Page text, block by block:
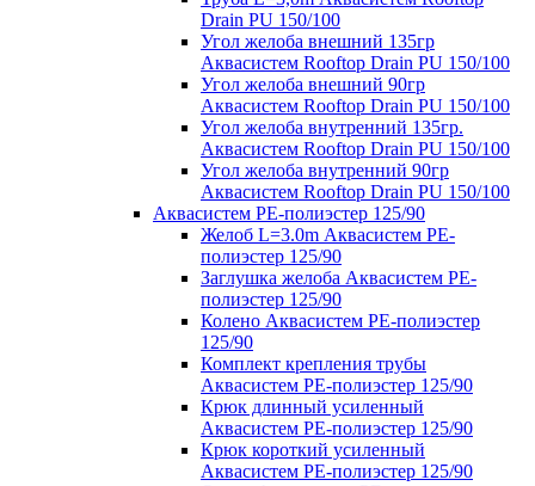
Drain PU 150/100
Угол желоба внешний 135гр
Аквасистем Rooftop Drain PU 150/100
Угол желоба внешний 90гр
Аквасистем Rooftop Drain PU 150/100
Угол желоба внутренний 135гр.
Аквасистем Rooftop Drain PU 150/100
Угол желоба внутренний 90гр
Аквасистем Rooftop Drain PU 150/100
Аквасистем PE-полиэстер 125/90
Желоб L=3.0m Аквасистем PE-
полиэстер 125/90
Заглушка желоба Аквасистем PE-
полиэстер 125/90
Колено Аквасистем PE-полиэстер
125/90
Комплект крепления трубы
Аквасистем PE-полиэстер 125/90
Крюк длинный усиленный
Аквасистем PE-полиэстер 125/90
Крюк короткий усиленный
Аквасистем PE-полиэстер 125/90